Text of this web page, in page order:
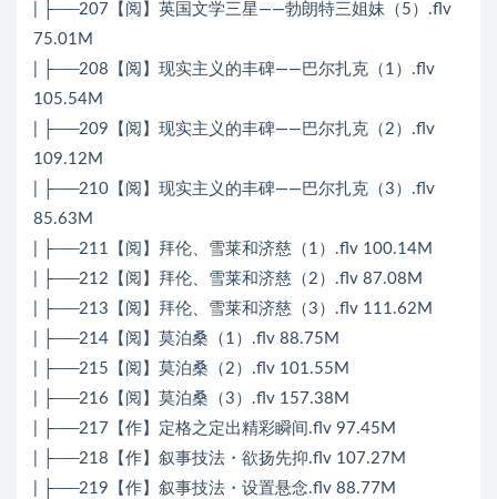
| ├──207【阅】英国文学三星——勃朗特三姐妹（5）.flv
75.01M
| ├──208【阅】现实主义的丰碑——巴尔扎克（1）.flv
105.54M
| ├──209【阅】现实主义的丰碑——巴尔扎克（2）.flv
109.12M
| ├──210【阅】现实主义的丰碑——巴尔扎克（3）.flv
85.63M
| ├──211【阅】拜伦、雪莱和济慈（1）.flv 100.14M
| ├──212【阅】拜伦、雪莱和济慈（2）.flv 87.08M
| ├──213【阅】拜伦、雪莱和济慈（3）.flv 111.62M
| ├──214【阅】莫泊桑（1）.flv 88.75M
| ├──215【阅】莫泊桑（2）.flv 101.55M
| ├──216【阅】莫泊桑（3）.flv 157.38M
| ├──217【作】定格之定出精彩瞬间.flv 97.45M
| ├──218【作】叙事技法・欲扬先抑.flv 107.27M
| ├──219【作】叙事技法・设置悬念.flv 88.77M